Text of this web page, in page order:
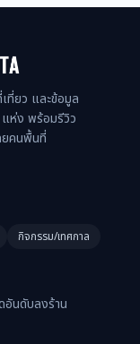
ที่ยว และข้อมูล
ห่ง พร้อมรีวิว
ยคนพื้นที่
กิจกรรม/เทศกาล
อันดับลงร้าน